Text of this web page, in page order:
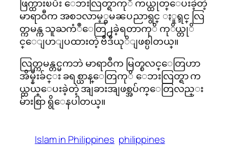
ဖြက္ထားၿပီး ေဘးလြတ္ရာကုိ ကယ္ထုတ္ေပးခဲ့တဲ့
မာရာ၀ီက အစၥလာမ့္ဓမၼပညာရွင္ ႏူရ္ဒင္ လြ
တ္ကမန္က သူႀကံဳေတြ႕ခဲ့ရတာကုိ ကုိယ္တုိ
င္ေျပာျပထားတဲ့ ဗီဒီယုိျဖစ္ပါတယ္။
လြတ္ကမန္တင္မကဘဲ မာရာ၀ီက မြတ္စလင္ေတြဟာ
အိမ္နီးခ်င္း ခရစ္ယာန္ေတြကုိ ေဘးလြတ္ရာ က
ယ္ထယ္ေပးခဲ့တဲ့ အျခားအျဖစ္အပ်က္ေတြလည္း
မ်ားစြာ ရွိေနပါတယ္။
Islam in Philippines philippines